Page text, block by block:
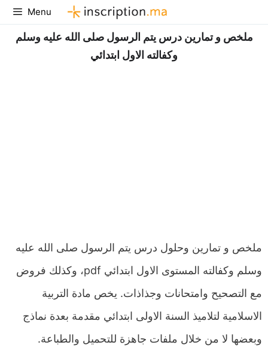
Aller
au
contenu
Menu
ملخص و تمارين درس یتم الرسول صلى الله علیه وسلم
وكفالته الاول ابتدائي
ملخص و تمارين وحلول درس یتم الرسول صلى الله علیه
وسلم وكفالته المستوى الاول ابتدائي pdf، وكذلك فروض
مع التصحيح وامتحانات وجذاذات. يخص مادة التربية
الاسلامية لتلاميذ السنة الاولى ابتدائي مقدمة بعدة نماذج
وبعضها لا من خلال ملفات جاهزة للتحميل والطباعة.